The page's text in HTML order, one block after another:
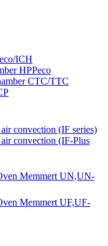
ICH
HPPeco
CTC/TTC
convection (IF series)
convection (IF-Plus
Memmert UN,UN-
Memmert UF,UF-